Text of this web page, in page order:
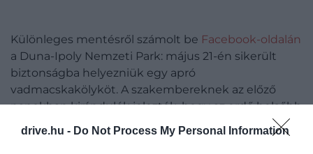
drive.hu - Do Not Process My Personal Information
Különleges mentésről számolt be Facebook-oldalán
a Duna-Ipoly Nemzeti Park: május 21-én sikerült
biztonságba helyezniük egy apró
vadmacskakölyköt. A szakembereknek az előző
napokban kirándulók jelezték, hogy az erdő belsőbb